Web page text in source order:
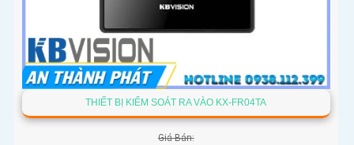
THIẾT BỊ KIỂM SOÁT RA VÀO KX-FR04TA
Giá Bán: